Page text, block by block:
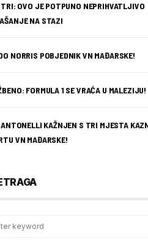
OVO JE POTPUNO NEPRIHVATLJIVO
NA STAZI
NORRIS POBJEDNIK VN MAĐARSKE!
FORMULA 1 SE VRAĆA U MALEZIJU!
KAŽNJEN S TRI MJESTA
VN MAĐARSKE!